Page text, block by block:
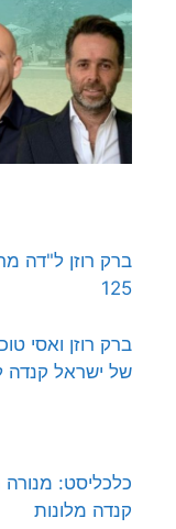
ברק רוזן ל"דה
125
ברק רוזן ואסי
של ישראל קנדה
כלכליסט:
קנדה מלונות